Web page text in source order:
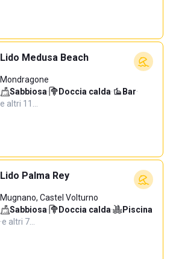
Lido Medusa Beach
Mondragone
Sabbiosa· Doccia calda· Bar·
e altri 11…
Lido Palma Rey
Mugnano, Castel Volturno
Sabbiosa· Doccia calda·
Piscina
·e altri 7…